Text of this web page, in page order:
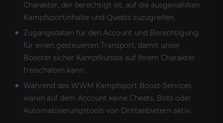
Charakter, der berechtigt ist, auf die ausgewählten
Kampfsportinhalte und Quests zuzugreifen.
Zugangsdaten für den Account und Berechtigung
für einen gesteuerten Transport, damit unser
Booster sicher Kampfkünste auf Ihrem Charakter
freischalten kann.
Während des WWM Kampfsport Boost-Services
waren auf dem Account keine Cheats, Bots oder
Automatisierungstools von Drittanbietern aktiv.